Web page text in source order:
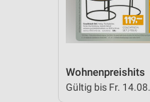
Wohnenpreishits
Gültig bis Fr. 14.08.